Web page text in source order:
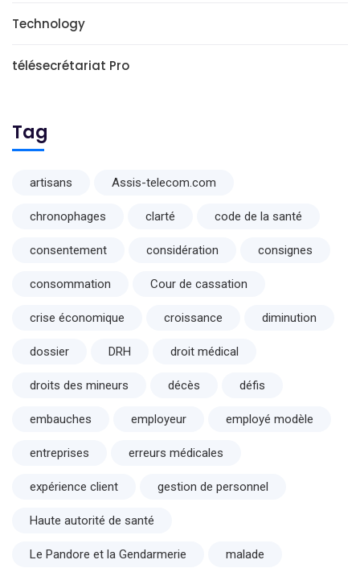
Technology
télésecrétariat Pro
Tag
artisans Assis-telecom.com
chronophages clarté code de la santé
consentement considération consignes
consommation Cour de cassation
crise économique croissance diminution
dossier DRH droit médical
droits des mineurs décès défis
embauches employeur employé modèle
entreprises erreurs médicales
expérience client gestion de personnel
Haute autorité de santé
Le Pandore et la Gendarmerie malade